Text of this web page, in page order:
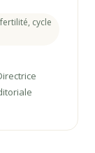
cycle